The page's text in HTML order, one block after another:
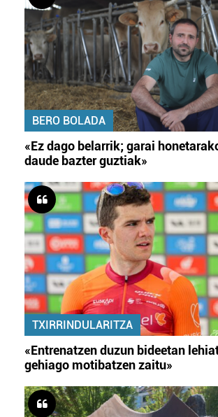
BERO BOLADA
«Ez dago belarrik; garai
daude bazter guztiak»
TXIRRINDULARITZA
«Entrenatzen duzun bideetan
gehiago motibatzen zaitu»